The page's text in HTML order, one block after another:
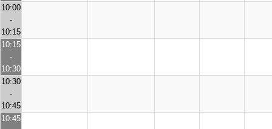
10:00
-
10:15
10:15
-
10:30
10:30
-
10:45
10:45